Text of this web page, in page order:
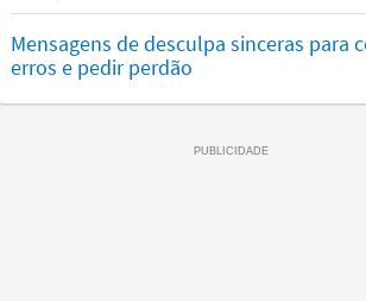
Mensagens de desculpa sinceras para
erros e pedir perdão